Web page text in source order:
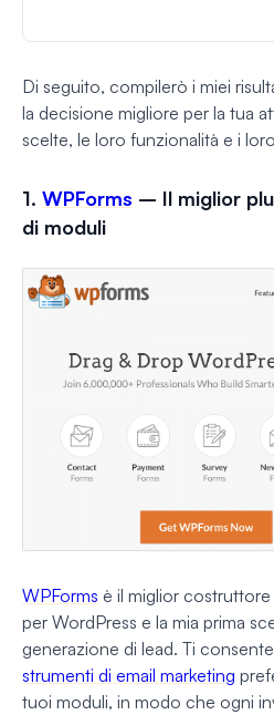
Di seguito, compilerò i miei
la decisione migliore per la tua
scelte, le loro funzionalità e i
1. WPForms – Il miglior
di moduli
WPForms è il miglior
per WordPress e la mia prima
generazione di lead. Ti
strumenti di email marketing
tuoi moduli, in modo che ogni